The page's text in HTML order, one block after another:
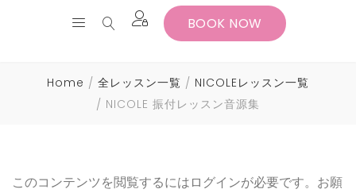
BOOK NOW
Home 全レッスン一覧
NICOLEレッスン一覧
NICOLE 振付レッスン音源集
このコンテンツを閲覧するにはログインが必要です。お願